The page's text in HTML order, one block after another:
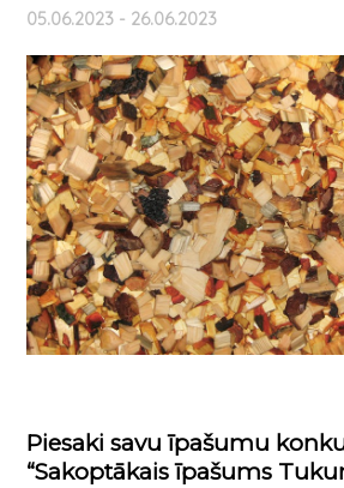
05.06.2023 - 26.06.2023
Piesaki savu īpašumu
“Sakoptākais īpašums